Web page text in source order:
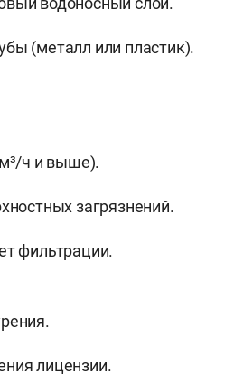
(металл или пластик).
ч и выше).
загрязнений.
фильтрации.
лицензии.